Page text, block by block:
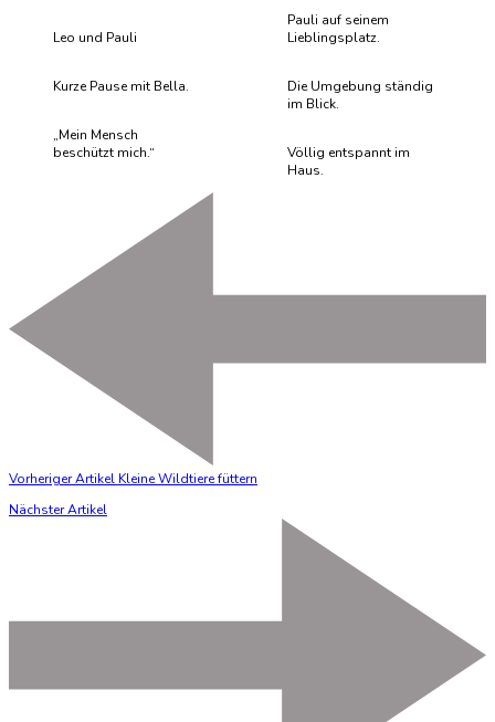
Leo und Pauli
Kurze Pause mit Bella.
„Mein Mensch
beschützt mich.“
Pauli auf seinem
Lieblingsplatz.
Die Umgebung ständig
im Blick.
Völlig entspannt im
Haus.
Vorheriger Artikel Kleine Wildtiere füttern
Nächster Artikel